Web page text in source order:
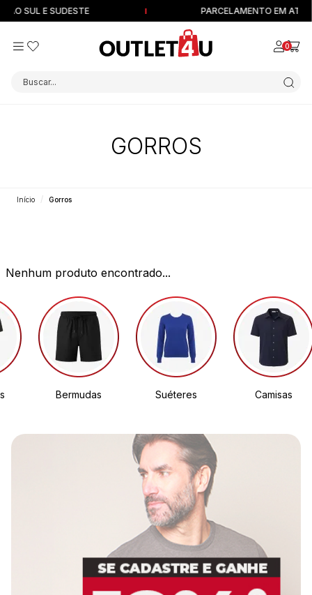
SUL E SUDESTE PARCELAMENTO EM ATÉ
0
Buscar...
GORROS
Início Gorros
Nenhum produto encontrado...
Bermudas Suéteres Camisas